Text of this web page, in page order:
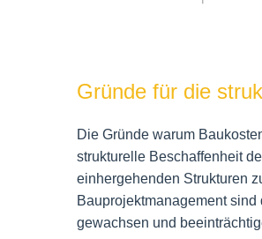
Gründe für die
Die Gründe warum
strukturelle Beschaffenheit
einhergehenden Strukturen
Bauprojektmanagement
gewachsen und